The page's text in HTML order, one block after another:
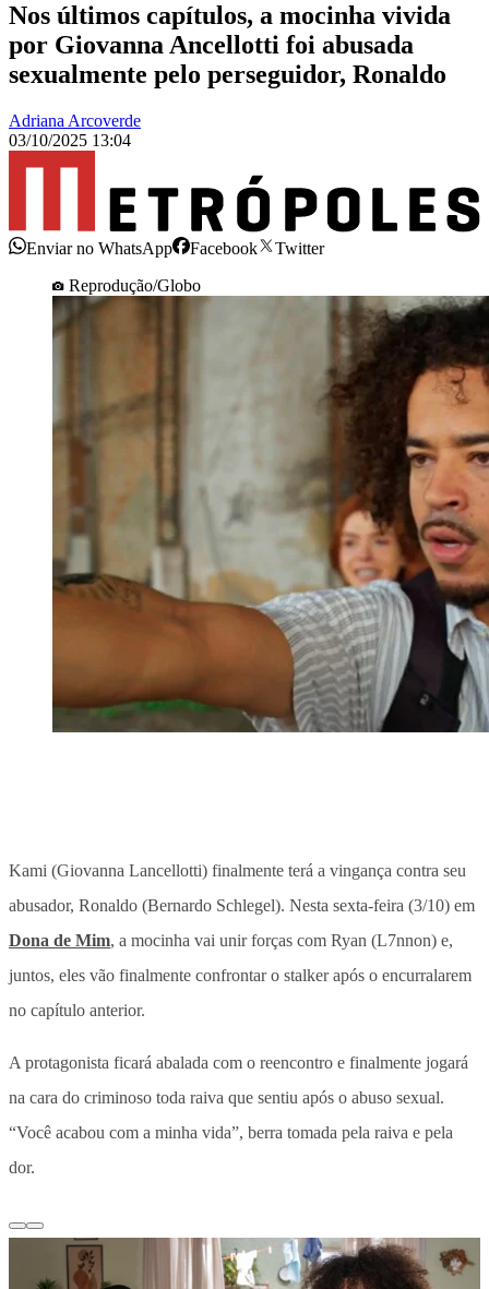
Nos últimos capítulos, a mocinha vivida
por Giovanna Ancellotti foi abusada
sexualmente pelo perseguidor, Ronaldo
Adriana Arcoverde
03/10/2025 13:04
Enviar no WhatsApp Facebook
Twitter
Reprodução/Globo
Kami (Giovanna Lancellotti) finalmente terá a vingança contra seu
abusador, Ronaldo (Bernardo Schlegel). Nesta sexta-feira (3/10) em
Dona de Mim, a mocinha vai unir forças com Ryan (L7nnon) e,
juntos, eles vão finalmente confrontar o stalker após o encurralarem
no capítulo anterior.
A protagonista ficará abalada com o reencontro e finalmente jogará
na cara do criminoso toda raiva que sentiu após o abuso sexual.
“Você acabou com a minha vida”, berra tomada pela raiva e pela
dor.